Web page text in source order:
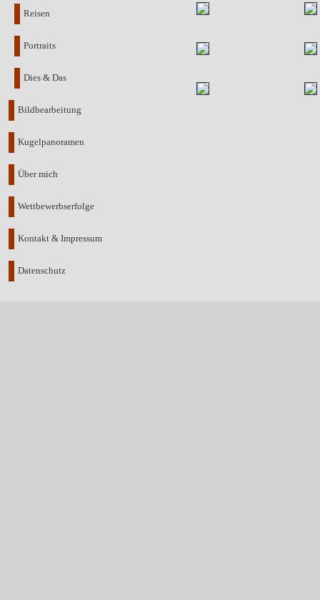
Reisen
Portraits
Dies & Das
Bildbearbeitung
Kugelpanoramen
Über mich
Wettbewerbserfolge
Kontakt & Impressum
Datenschutz